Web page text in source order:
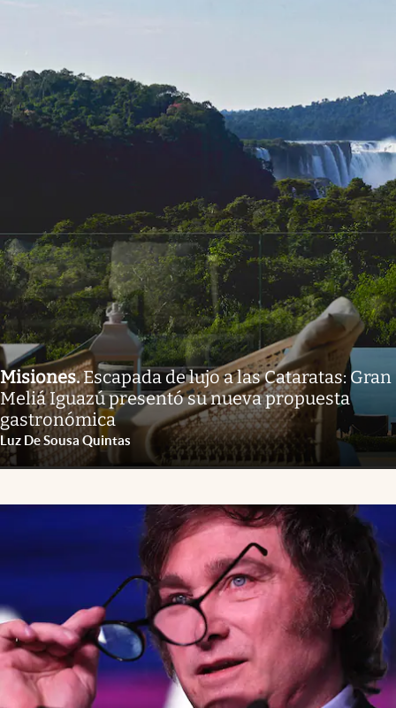
Misiones.Escapada de lujo a las Cataratas: Gran
Meliá Iguazú presentó su nueva propuesta
gastronómica
Luz De Sousa Quintas